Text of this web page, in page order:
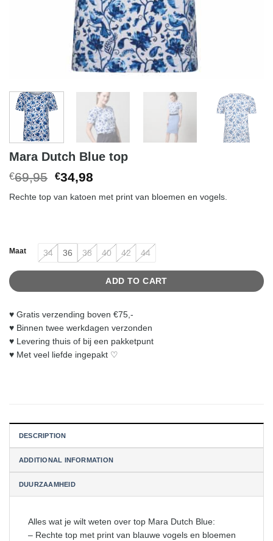
Mara Dutch Blue top
€69,95 Original
was:
€34,98
is:
Rechte top van katoen met print van bloemen en vogels.
Maat 34 36 38 40 42 44
ADD TO CART
♥︎ Gratis verzending boven €75,-
♥︎ Binnen twee werkdagen verzonden
♥︎ Levering thuis of bij een pakketpunt
♥︎ Met veel liefde ingepakt ♡
DESCRIPTION
ADDITIONAL INFORMATION
DUURZAAMHEID
Alles wat je wilt weten over top Mara Dutch Blue:
– Rechte top met print van blauwe vogels en bloemen